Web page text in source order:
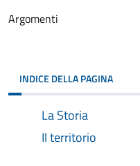
Argomenti
INDICE DELLA PAGINA
La Storia
Il territorio